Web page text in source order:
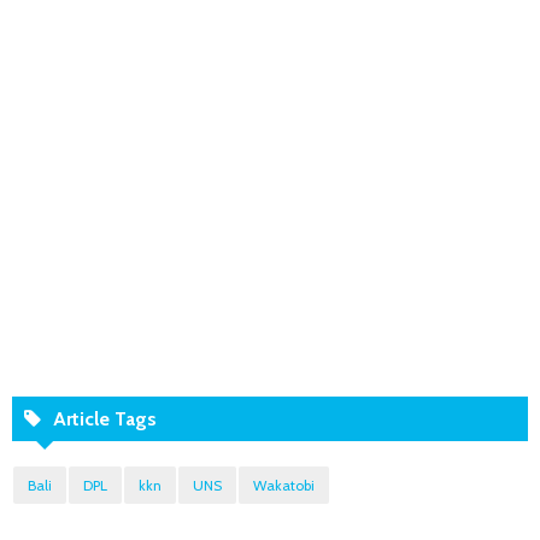
Article Tags
Bali DPL kkn UNS Wakatobi